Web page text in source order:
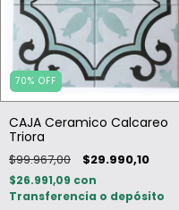
70% OFF
CAJA Ceramico Calcareo
Triora
$99.967,00 $29.990,10
$26.991,09 con
Transferencia o depósito